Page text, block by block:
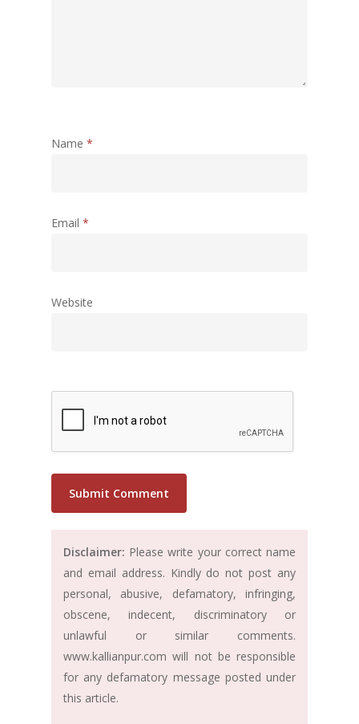
Name *
Email *
Website
Disclaimer: Please write your correct name
and email address. Kindly do not post any
personal, abusive, defamatory, infringing,
obscene, indecent, discriminatory or
unlawful or similar comments.
www.kallianpur.com will not be responsible
for any defamatory message posted under
this article.